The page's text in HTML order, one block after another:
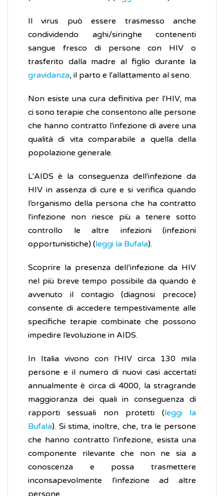
Il virus può essere trasmesso anche
condividendo aghi/siringhe contenenti
sangue fresco di persone con HIV o
trasferito dalla madre al figlio durante la
gravidanza, il parto e l'allattamento al seno.
Non esiste una cura definitiva per l'HIV, ma
ci sono terapie che consentono alle persone
che hanno contratto l'infezione di avere una
qualità di vita comparabile a quella della
popolazione generale.
L'AIDS è la conseguenza dell'infezione da
HIV in assenza di cure e si verifica quando
l’organismo della persona che ha contratto
l'infezione non riesce più a tenere sotto
controllo le altre infezioni (infezioni
opportunistiche) (leggi la Bufala).
Scoprire la presenza dell’infezione da HIV
nel più breve tempo possibile da quando è
avvenuto il contagio (diagnosi precoce)
consente di accedere tempestivamente alle
specifiche terapie combinate che possono
impedire l’evoluzione in AIDS.
In Italia vivono con l'HIV circa 130 mila
persone e il numero di nuovi casi accertati
annualmente è circa di 4000, la stragrande
maggioranza dei quali in conseguenza di
rapporti sessuali non protetti (leggi la
Bufala). Si stima, inoltre, che, tra le persone
che hanno contratto l’infezione, esista una
componente rilevante che non ne sia a
conoscenza e possa trasmettere
inconsapevolmente l'infezione ad altre